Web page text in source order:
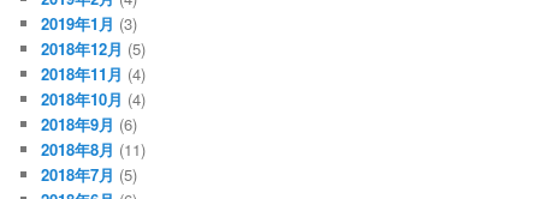
2019年1月 (3)
2018年12月 (5)
2018年11月 (4)
2018年10月 (4)
2018年9月 (6)
2018年8月 (11)
2018年7月 (5)